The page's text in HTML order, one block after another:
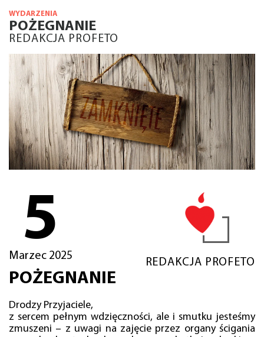
WYDARZENIA
POŻEGNANIE
REDAKCJA PROFETO
5
Marzec 2025
REDAKCJA PROFETO
POŻEGNANIE
Drodzy Przyjaciele,
z sercem pełnym wdzięczności, ale i smutku jesteśmy
zmuszeni – z uwagi na zajęcie przez organy ścigania